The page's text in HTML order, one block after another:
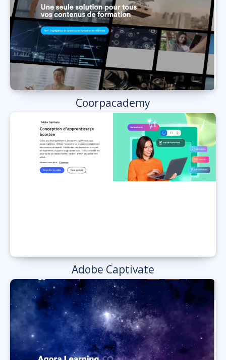
Coorpacademy
Adobe Captivate